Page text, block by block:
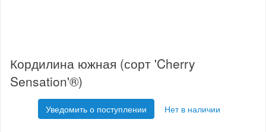
Кордилина южная (сорт 'Cherry
Sensation'®)
Уведомить о поступлении Нет в наличии